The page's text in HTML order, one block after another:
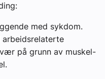
med sykdom.
på grunn av muskel-